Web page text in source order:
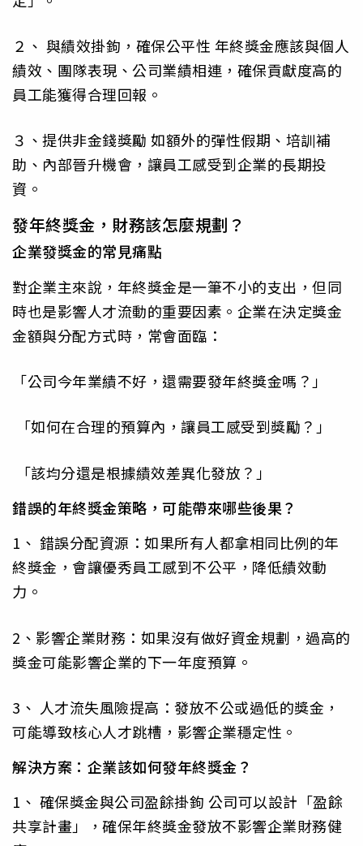
２、 與績效掛鉤，確保公平性 年終獎金應該與個人
績效、團隊表現、公司業績相連，確保貢獻度高的
員工能獲得合理回報。
３、提供非金錢獎勵 如額外的彈性假期、培訓補
助、內部晉升機會，讓員工感受到企業的長期投
資。
發年終獎金，財務該怎麼規劃？
企業發獎金的常見痛點
對企業主來說，年終獎金是一筆不小的支出，但同
時也是影響人才流動的重要因素。企業在決定獎金
金額與分配方式時，常會面臨：
「公司今年業績不好，還需要發年終獎金嗎？」
「如何在合理的預算內，讓員工感受到獎勵？」
「該均分還是根據績效差異化發放？」
錯誤的年終獎金策略，可能帶來哪些後果？
1、 錯誤分配資源：如果所有人都拿相同比例的年
終獎金，會讓優秀員工感到不公平，降低績效動
力。
2、影響企業財務：如果沒有做好資金規劃，過高的
獎金可能影響企業的下一年度預算。
3、 人才流失風險提高：發放不公或過低的獎金，
可能導致核心人才跳槽，影響企業穩定性。
解決方案：企業該如何發年終獎金？
1、 確保獎金與公司盈餘掛鉤 公司可以設計「盈餘
共享計畫」，確保年終獎金發放不影響企業財務健